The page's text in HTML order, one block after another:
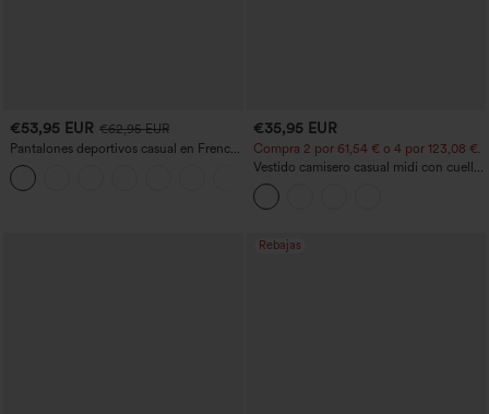
€53,95 EUR €62,95 EUR
Pantalones deportivos casual en French
terry con estampado denim, tiro medio,
estilo jeans y bolsillos
€35,95 EUR
Compra 2 por 61,54 € o 4 por 123,08 €.
Vestido camisero casual midi con cuello,
mangas casquillo, cinturón, dobladillo
curvo con abertura y bolsillos
Rebajas